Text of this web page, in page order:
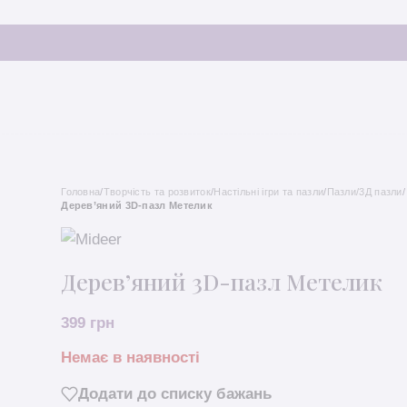
Головна/Творчість та розвиток/Настільні ігри та пазли/Пазли/3Д пазли/
Дерев’яний 3D-пазл Метелик
Дерев’яний 3D-пазл Метелик
399 грн
Немає в наявності
Додати до списку бажань